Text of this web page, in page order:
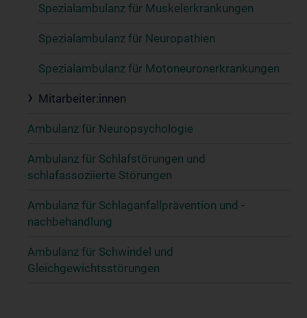
Spezialambulanz für Muskelerkrankungen
Spezialambulanz für Neuropathien
Spezialambulanz für Motoneuronerkrankungen
Mitarbeiter:innen
Ambulanz für Neuropsychologie
Ambulanz für Schlafstörungen und
schlafassoziierte Störungen
Ambulanz für Schlaganfallprävention und -
nachbehandlung
Ambulanz für Schwindel und
Gleichgewichtsstörungen